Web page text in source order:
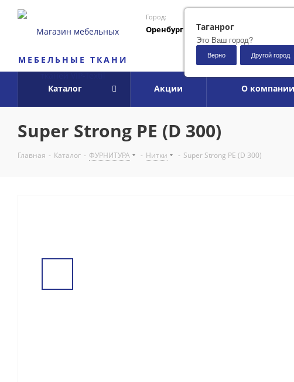
МЕБЕЛЬНЫЕ ТКАНИ
Город:
Оренбург
Каталог Акции О компании
Таганрог
Это Ваш город?
Верно Другой город
Super Strong PE (D 300)
Главная - Каталог - ФУРНИТУРА - Нитки - Super Strong PE (D 300)